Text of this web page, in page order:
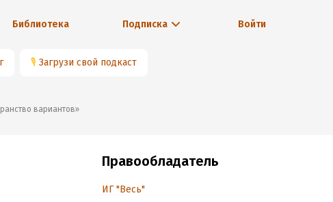
Библиотека Подписка Войти
🎙 Загрузи свой подкаст
вариантов»
Правообладатель
ИГ "Весь"